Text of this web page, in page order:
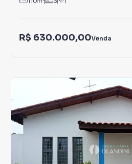
R$ 630.000,00Venda